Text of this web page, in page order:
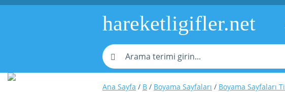
hareketligifler.net
Ana Sayfa / B / Boyama Sayfaları / Boyama Sayfaları